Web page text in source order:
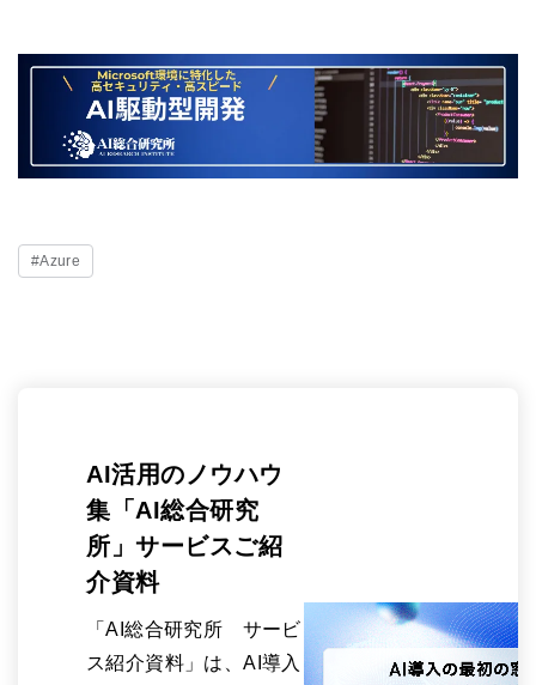
#Azure
AI活用のノウハウ
集「AI総合研究
所」サービスご紹
介資料
「AI総合研究所 サービ
ス紹介資料」は、AI導入